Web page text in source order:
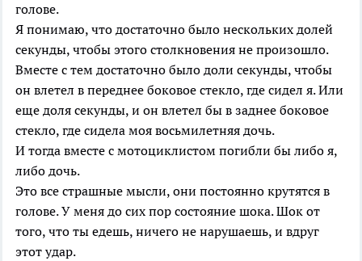
голове.
Я понимаю, что достаточно было нескольких долей
секунды, чтобы этого столкновения не произошло.
Вместе с тем достаточно было доли секунды, чтобы
он влетел в переднее боковое стекло, где сидел я. Или
еще доля секунды, и он влетел бы в заднее боковое
стекло, где сидела моя восьмилетняя дочь.
И тогда вместе с мотоциклистом погибли бы либо я,
либо дочь.
Это все страшные мысли, они постоянно крутятся в
голове. У меня до сих пор состояние шока. Шок от
того, что ты едешь, ничего не нарушаешь, и вдруг
этот удар.